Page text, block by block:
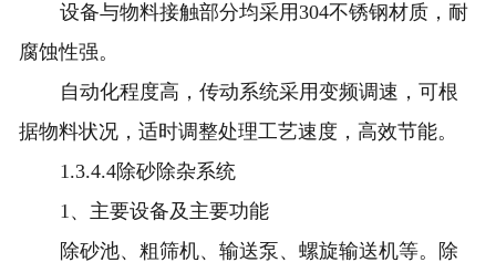
设备与物料接触部分均采用304不锈钢材质，耐
腐蚀性强。
自动化程度高，传动系统采用变频调速，可根
据物料状况，适时调整处理工艺速度，高效节能。
1.3.4.4除砂除杂系统
1、主要设备及主要功能
除砂池、粗筛机、输送泵、螺旋输送机等。除